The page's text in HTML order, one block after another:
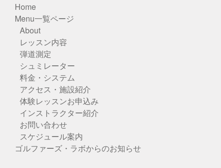
Home
Menu一覧ページ
About
レッスン内容
弾道測定
シュミレーター
料金・システム
アクセス・施設紹介
体験レッスンお申込み
インストラクター紹介
お問い合わせ
スケジュール案内
ゴルファーズ・ラボからのお知らせ